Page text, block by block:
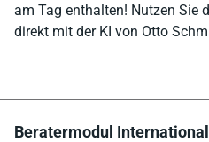
am Tag enthalten! Nutzen Sie
direkt mit der KI von Otto
Beratermodul